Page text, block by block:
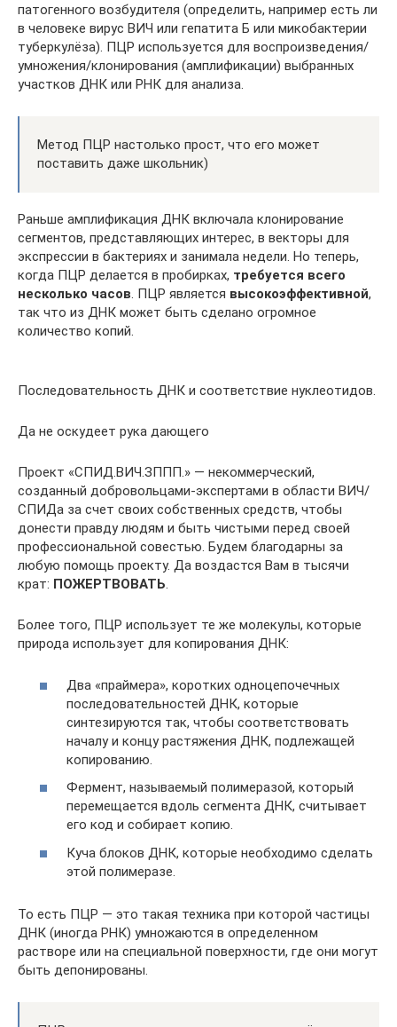
патогенного возбудителя (определить, например есть ли
в человеке вирус ВИЧ или гепатита Б или микобактерии
туберкулёза). ПЦР используется для воспроизведения/
умножения/клонирования (амплификации) выбранных
участков ДНК или РНК для анализа.
Метод ПЦР настолько прост, что его может
поставить даже школьник)
Раньше амплификация ДНК включала клонирование
сегментов, представляющих интерес, в векторы для
экспрессии в бактериях и занимала недели. Но теперь,
когда ПЦР делается в пробирках, требуется всего
несколько часов. ПЦР является высокоэффективной,
так что из ДНК может быть сделано огромное
количество копий.
Последовательность ДНК и соответствие нуклеотидов.
Да не оскудеет рука дающего
Проект «СПИД.ВИЧ.ЗППП.» — некоммерческий,
созданный добровольцами-экспертами в области ВИЧ/
СПИДа за счет своих собственных средств, чтобы
донести правду людям и быть чистыми перед своей
профессиональной совестью. Будем благодарны за
любую помощь проекту. Да воздастся Вам в тысячи
крат: ПОЖЕРТВОВАТЬ.
Более того, ПЦР использует те же молекулы, которые
природа использует для копирования ДНК:
Два «праймера», коротких одноцепочечных
последовательностей ДНК, которые
синтезируются так, чтобы соответствовать
началу и концу растяжения ДНК, подлежащей
копированию.
Фермент, называемый полимеразой, который
перемещается вдоль сегмента ДНК, считывает
его код и собирает копию.
Куча блоков ДНК, которые необходимо сделать
этой полимеразе.
То есть ПЦР — это такая техника при которой частицы
ДНК (иногда РНК) умножаются в определенном
растворе или на специальной поверхности, где они могут
быть депонированы.